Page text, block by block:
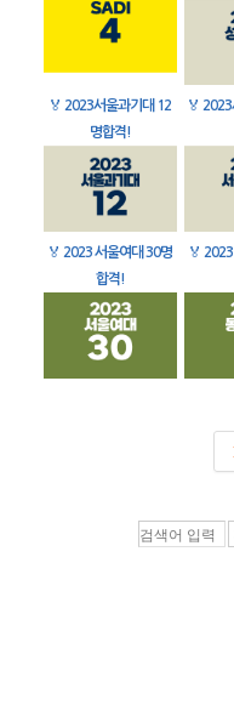
🏅 2023서울과기대 12
명합격!
🏅 2023
🏅 2023 서울여대 30명
합격!
🏅